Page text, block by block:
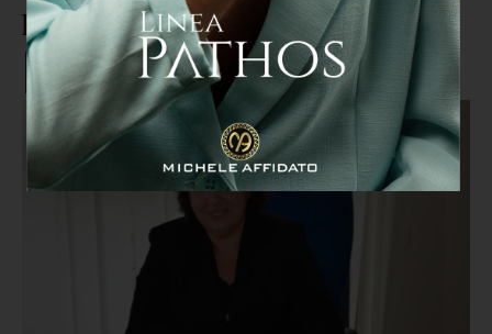
pubblicata la gara d'affidamento